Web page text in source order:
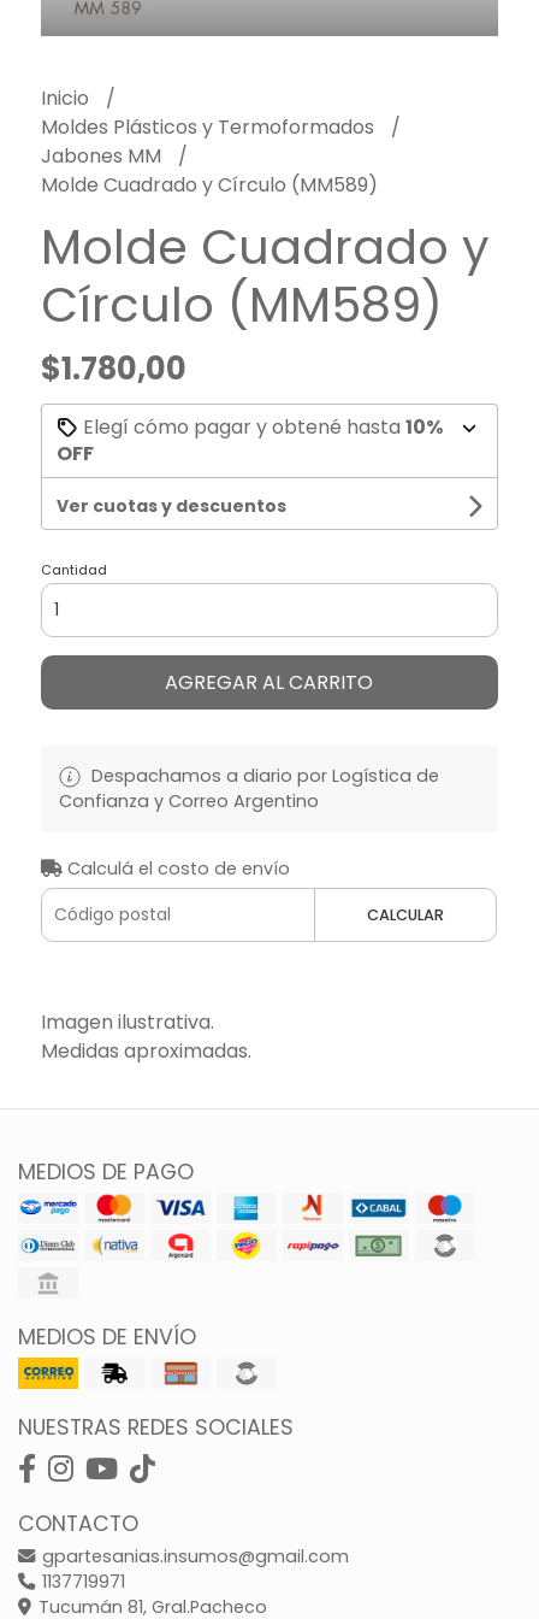
Inicio
Moldes Plásticos y Termoformados
Jabones MM
Molde Cuadrado y Círculo (MM589)
Molde Cuadrado y
Círculo (MM589)
$1.780,00
Elegí cómo pagar y obtené hasta 10%
OFF
Ver cuotas y descuentos
Cantidad
AGREGAR AL CARRITO
Despachamos a diario por Logística de
Confianza y Correo Argentino
Calculá el costo de envío
CALCULAR
Imagen ilustrativa.
Medidas aproximadas.
MEDIOS DE PAGO
MEDIOS DE ENVÍO
NUESTRAS REDES SOCIALES
CONTACTO
gpartesanias.insumos@gmail.com
1137719971
Tucumán 81, Gral.Pacheco